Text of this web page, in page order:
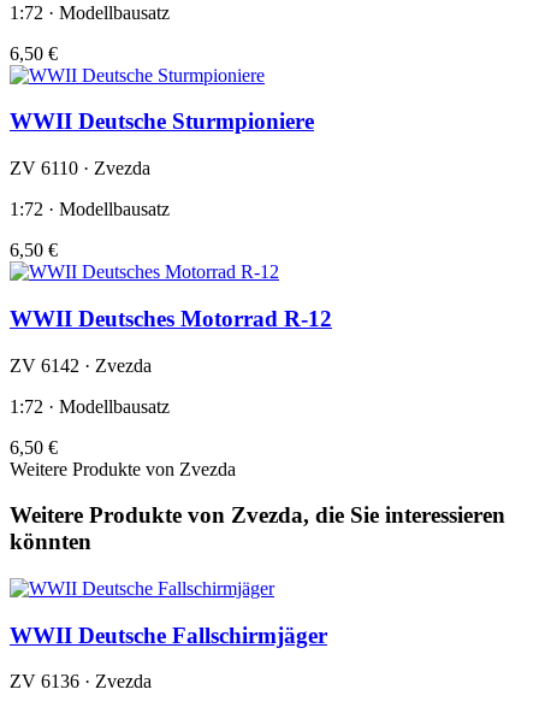
1:72 · Modellbausatz
6,50 €
WWII Deutsche Sturmpioniere
ZV 6110 · Zvezda
1:72 · Modellbausatz
6,50 €
WWII Deutsches Motorrad R-12
ZV 6142 · Zvezda
1:72 · Modellbausatz
6,50 €
Weitere Produkte von Zvezda
Weitere Produkte von Zvezda, die Sie interessieren
könnten
WWII Deutsche Fallschirmjäger
ZV 6136 · Zvezda